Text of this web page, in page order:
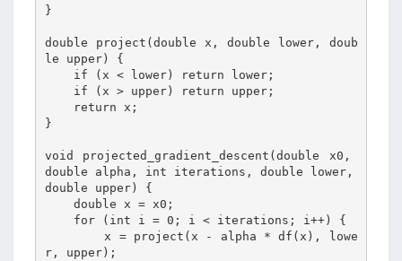
}
double project(double x, double lower, doub
le upper) {
}
void projected_gradient_descent(double x0,
double alpha, int iterations, double lower,
double upper) {
        x = project(x - alpha * df(x), lowe
r, upper);